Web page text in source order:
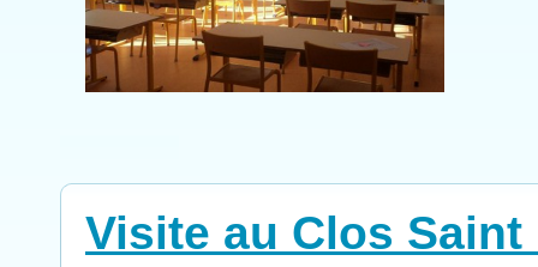
Visite au Clos Saint